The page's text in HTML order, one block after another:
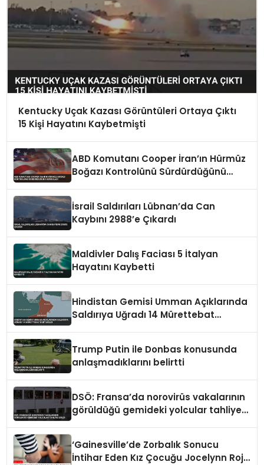
Kentucky Uçak Kazası Görüntüleri Ortaya Çıktı
15 Kişi Hayatını Kaybetmişti
ABD Komutanı Cooper İran’ın Hürmüz
Boğazı Kontrolünü Sürdürdüğünü
İsrail Saldırıları Lübnan’da Can
Kaybını 2988’e Çıkardı
Maldivler Dalış Faciası 5 İtalyan
Hayatını Kaybetti
Hindistan Gemisi Umman Açıklarında
Saldırıya Uğradı 14 Mürettebat
Trump Putin ile Donbas konusunda
anlaşmadıklarını belirtti
DSÖ: Fransa’da norovirüs vakalarının
görüldüğü gemideki yolcular tahliye
‘Gainesville’de Zorbalık Sonucu
İntihar Eden Kız Çocuğu Jocelynn Rojo